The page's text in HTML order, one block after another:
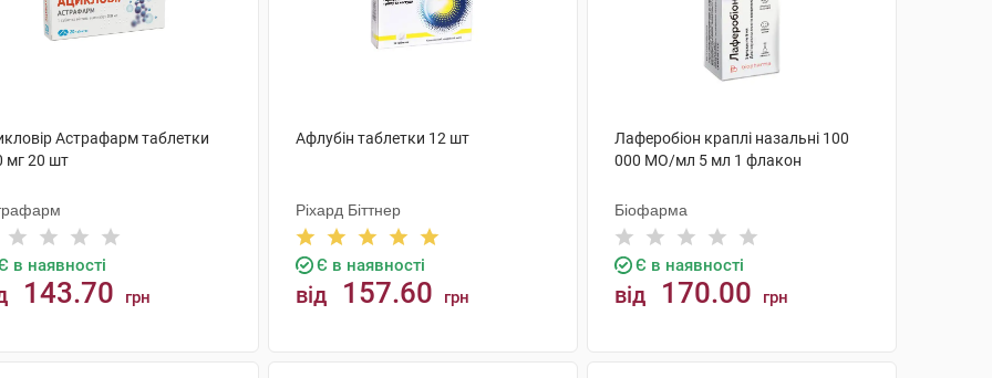
Астрафарм таблетки
мг 20 шт
в наявності
143.70 грн
Афлубін таблетки 12 шт
Ріхард Біттнер
Є в наявності
від 157.60 грн
Лаферобіон краплі назальні 100
000 МО/мл 5 мл 1 флакон
Біофарма
Є в наявності
від 170.00 грн